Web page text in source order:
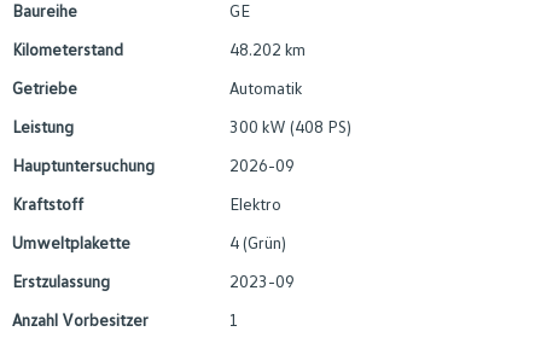
Baureihe
GE
Kilometerstand
48.202 km
Getriebe
Automatik
Leistung
300 kW (408 PS)
Hauptuntersuchung
2026-09
Kraftstoff
Elektro
Umweltplakette
4 (Grün)
Erstzulassung
2023-09
Anzahl Vorbesitzer
1